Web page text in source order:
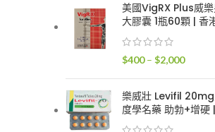
圍：
$2,400
美國VigRX Plus威
大膠囊 1瓶60顆 | 香
$400 – $2,000價
範
圍：
樂威壯 Levifil
度學名藥 助勃+增硬